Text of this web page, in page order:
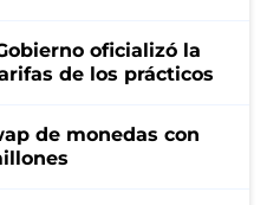
oficializó la
de los prácticos
de monedas con